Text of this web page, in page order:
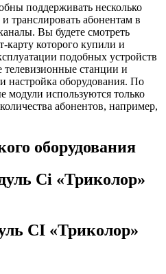
поддерживать несколько
транслировать абонентам в
Вы будете смотреть
карту которого купили и
подобных устройств
станции и
настройка оборудования. По
модули используются только
абонентов, например,
оборудования
Ci «Триколор»
CI «Триколор»